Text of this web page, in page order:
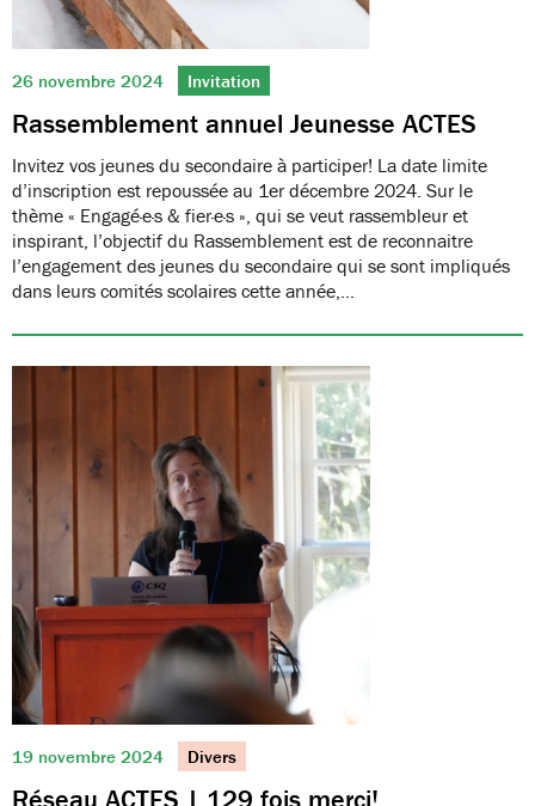
26 novembre 2024 Invitation
Rassemblement annuel Jeunesse ACTES
Invitez vos jeunes du secondaire à participer! La date limite
d’inscription est repoussée au 1er décembre 2024. Sur le
thème « Engagé·e·s & fier·e·s », qui se veut rassembleur et
inspirant, l’objectif du Rassemblement est de reconnaitre
l’engagement des jeunes du secondaire qui se sont impliqués
dans leurs comités scolaires cette année,…
19 novembre 2024 Divers
Réseau ACTES | 129 fois merci!